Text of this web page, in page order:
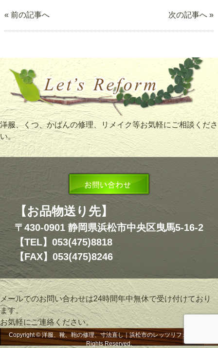
« 前の記事へ 次の記事へ »
洋服、くつ、かばんの修理、リメイク等お気軽にご相談くださ
い。
【お品物送り先】
〒430-0901 静岡県浜松市中央区曳馬5-16-2
【TEL】053(475)8818
【FAX】053(475)8246
メールでのお問い合わせは24時間年中無休で受け付けており
ます。
お気軽にご連絡ください。
Copyright © 洋服、靴、鞄の修理、寸法直し｜浜松市のレッツリフォーム, All
Rights Reserved.